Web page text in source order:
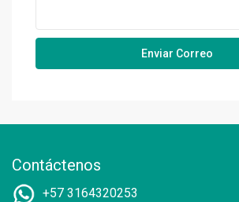
Contáctenos
+57 3164320253